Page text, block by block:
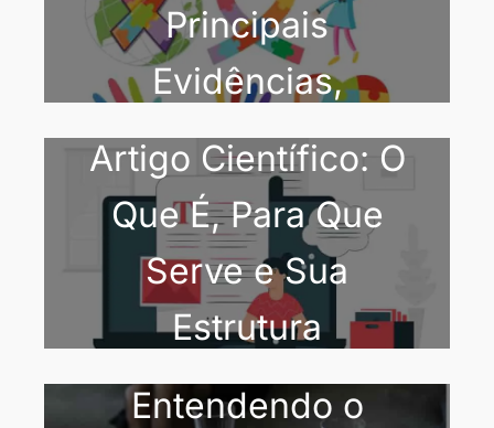
Principais
Evidências,
Diagnóstico e
Como Agir
Artigo Científico: O
Que É, Para Que
Serve e Sua
Estrutura
Entendendo o